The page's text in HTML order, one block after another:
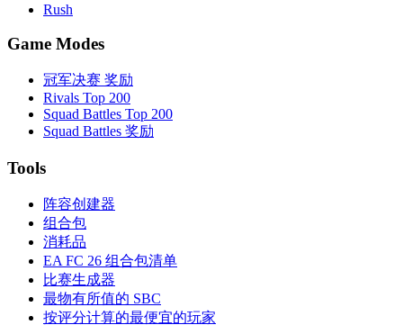
Rush
Game Modes
冠军决赛 奖励
Rivals Top 200
Squad Battles Top 200
Squad Battles 奖励
Tools
阵容创建器
组合包
消耗品
EA FC 26 组合包清单
比赛生成器
最物有所值的 SBC
按评分计算的最便宜的玩家